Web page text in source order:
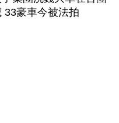
33豪車今被法拍